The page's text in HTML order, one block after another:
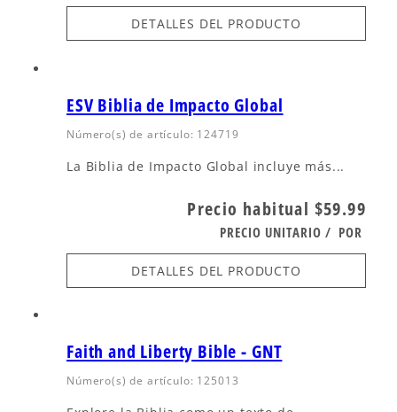
DETALLES DEL PRODUCTO
ESV Biblia de Impacto Global
Número(s) de artículo: 124719
La Biblia de Impacto Global incluye más...
Precio habitual $59.99
PRECIO UNITARIO / POR
DETALLES DEL PRODUCTO
Faith and Liberty Bible - GNT
Número(s) de artículo: 125013